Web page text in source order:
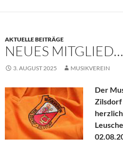
AKTUELLE BEITRÄGE
NEUES MITGLIED…
3. AUGUST 2025 MUSIKVEREIN
Der
Zilsdorf